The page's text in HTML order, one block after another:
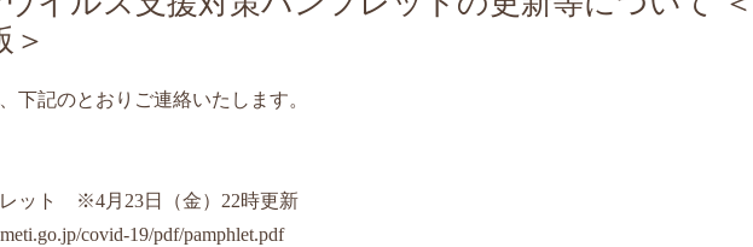
＞
下記のとおりご連絡いたします。
レット ※4月23日（金）22時更新
covid-19/pdf/pamphlet.pdf